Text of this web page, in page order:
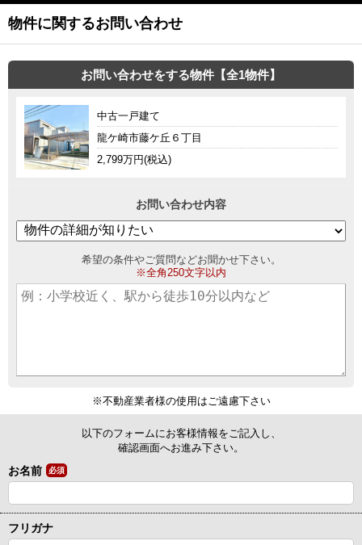
物件に関するお問い合わせ
お問い合わせをする物件【全1物件】
中古一戸建て
龍ケ崎市藤ケ丘６丁目
2,799万円(税込)
お問い合わせ内容
希望の条件やご質問などお聞かせ下さい。
※全角250文字以内
※不動産業者様の使用はご遠慮下さい
以下のフォームにお客様情報をご記入し、
確認画面へお進み下さい。
お名前 必須
フリガナ